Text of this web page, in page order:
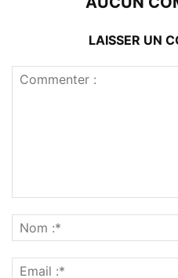
LAISSER UN